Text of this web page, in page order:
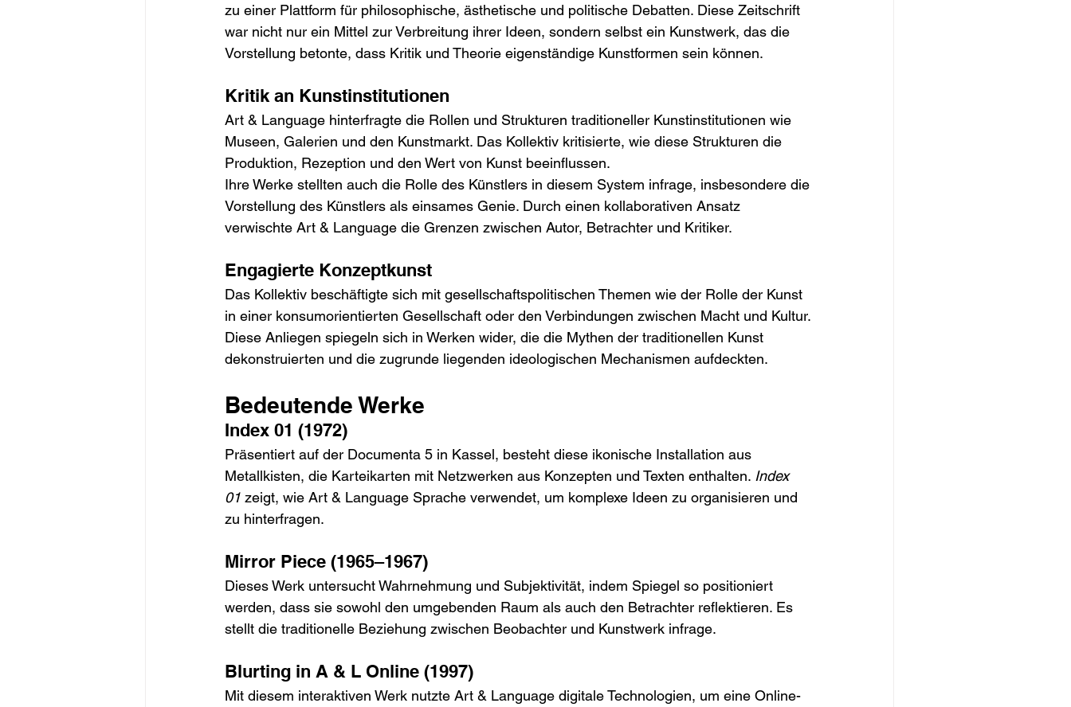
zu einer Plattform für philosophische, ästhetische und politische Debatten. Diese Zeitschrift
war nicht nur ein Mittel zur Verbreitung ihrer Ideen, sondern selbst ein Kunstwerk, das die
Vorstellung betonte, dass Kritik und Theorie eigenständige Kunstformen sein können.
Kritik an Kunstinstitutionen
Art & Language hinterfragte die Rollen und Strukturen traditioneller Kunstinstitutionen wie
Museen, Galerien und den Kunstmarkt. Das Kollektiv kritisierte, wie diese Strukturen die
Produktion, Rezeption und den Wert von Kunst beeinflussen.
Ihre Werke stellten auch die Rolle des Künstlers in diesem System infrage, insbesondere die
Vorstellung des Künstlers als einsames Genie. Durch einen kollaborativen Ansatz
verwischte Art & Language die Grenzen zwischen Autor, Betrachter und Kritiker.
Engagierte Konzeptkunst
Das Kollektiv beschäftigte sich mit gesellschaftspolitischen Themen wie der Rolle der Kunst
in einer konsumorientierten Gesellschaft oder den Verbindungen zwischen Macht und Kultur.
Diese Anliegen spiegeln sich in Werken wider, die die Mythen der traditionellen Kunst
dekonstruierten und die zugrunde liegenden ideologischen Mechanismen aufdeckten.
Bedeutende Werke
Index 01 (1972)
Präsentiert auf der Documenta 5 in Kassel, besteht diese ikonische Installation aus
Metallkisten, die Karteikarten mit Netzwerken aus Konzepten und Texten enthalten. Index
01 zeigt, wie Art & Language Sprache verwendet, um komplexe Ideen zu organisieren und
zu hinterfragen.
Mirror Piece (1965–1967)
Dieses Werk untersucht Wahrnehmung und Subjektivität, indem Spiegel so positioniert
werden, dass sie sowohl den umgebenden Raum als auch den Betrachter reflektieren. Es
stellt die traditionelle Beziehung zwischen Beobachter und Kunstwerk infrage.
Blurting in A & L Online (1997)
Mit diesem interaktiven Werk nutzte Art & Language digitale Technologien, um eine Online-